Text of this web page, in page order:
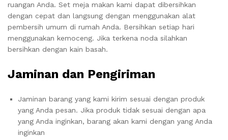
ruangan Anda. Set meja makan kami dapat dibersihkan
dengan cepat dan langsung dengan menggunakan alat
pembersih umum di rumah Anda. Bersihkan setiap hari
menggunakan kemoceng. Jika terkena noda silahkan
bersihkan dengan kain basah.
Jaminan dan Pengiriman
Jaminan barang yang kami kirim sesuai dengan produk
yang Anda pesan. Jika produk tidak sesuai dengan apa
yang Anda inginkan, barang akan kami dengan yang Anda
inginkan